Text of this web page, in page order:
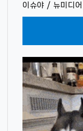
이슈야 / 뉴미